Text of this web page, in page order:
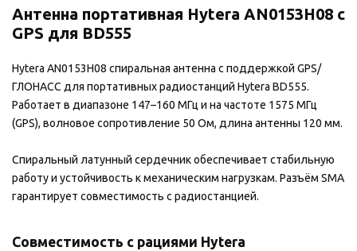
Антенна портативная Hytera AN0153H08 с
GPS для BD555
Hytera AN0153H08 спиральная антенна с поддержкой GPS/
ГЛОНАСС для портативных радиостанций Hytera BD555.
Работает в диапазоне 147–160 МГц и на частоте 1575 МГц
(GPS), волновое сопротивление 50 Ом, длина антенны 120 мм.
Спиральный латунный сердечник обеспечивает стабильную
работу и устойчивость к механическим нагрузкам. Разъём SMA
гарантирует совместимость с радиостанцией.
Совместимость с рациями Hytera